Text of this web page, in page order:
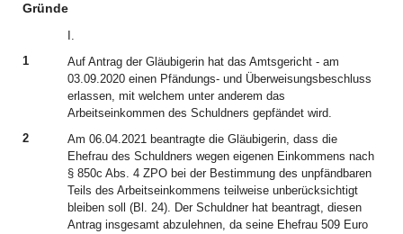
Gründe
I.
1
Auf Antrag der Gläubigerin hat das Amtsgericht - am
03.09.2020 einen Pfändungs- und Überweisungsbeschluss
erlassen, mit welchem unter anderem das
Arbeitseinkommen des Schuldners gepfändet wird.
2
Am 06.04.2021 beantragte die Gläubigerin, dass die
Ehefrau des Schuldners wegen eigenen Einkommens nach
§ 850c Abs. 4 ZPO bei der Bestimmung des unpfändbaren
Teils des Arbeitseinkommens teilweise unberücksichtigt
bleiben soll (Bl. 24). Der Schuldner hat beantragt, diesen
Antrag insgesamt abzulehnen, da seine Ehefrau 509 Euro